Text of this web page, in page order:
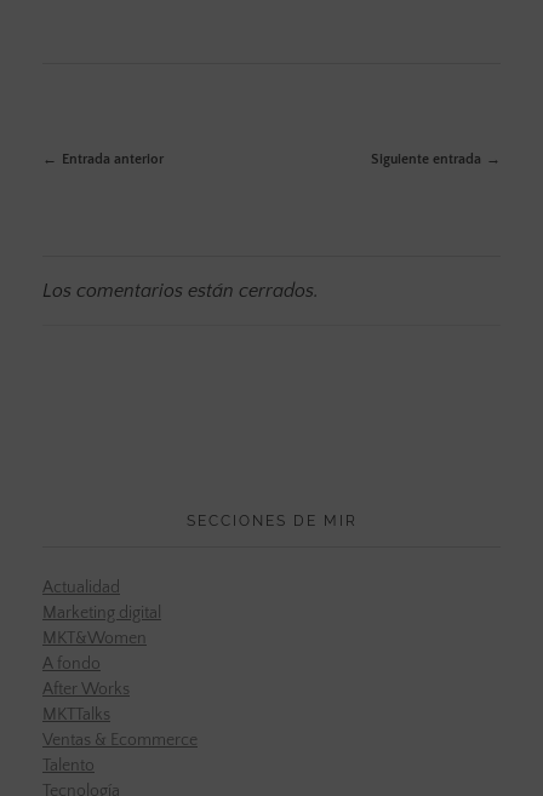
Entrada anterior Siguiente entrada
Los comentarios están cerrados.
SECCIONES DE MIR
Actualidad
Marketing digital
MKT&Women
A fondo
After Works
MKTTalks
Ventas & Ecommerce
Talento
Tecnología